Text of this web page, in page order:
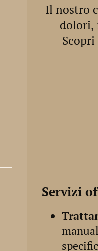
Il nostro
dolori,
Servizi